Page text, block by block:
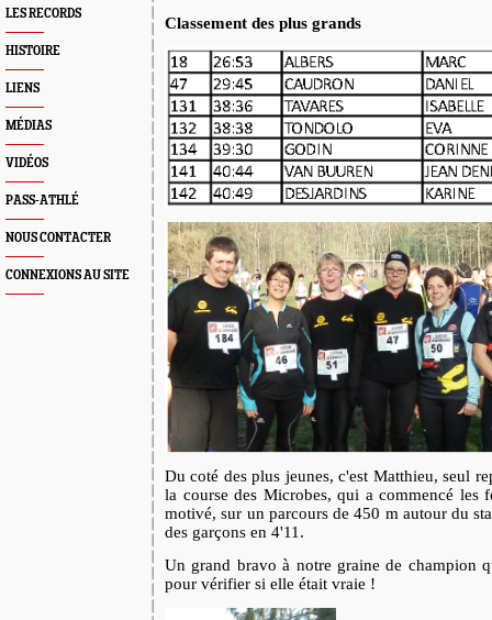
LES RECORDS
HISTOIRE
LIENS
MÉDIAS
VIDÉOS
PASS-ATHLÉ
NOUS CONTACTER
CONNEXIONS AU SITE
Classement des plus grands
Du coté des plus jeunes, c'est Matthieu, seul
la course des Microbes, qui a commencé les
motivé, sur un parcours de 450 m autour du
des garçons en 4'11.
Un grand bravo à notre graine de champion
pour vérifier si elle était vraie !